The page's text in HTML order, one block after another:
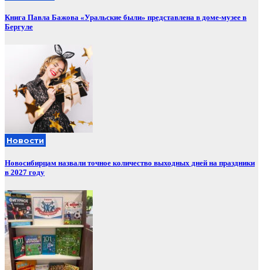
Книга Павла Бажова «Уральские были» представлена в доме-музее в
Бергуле
Новости
Новосибирцам назвали точное количество выходных дней на праздники
в 2027 году